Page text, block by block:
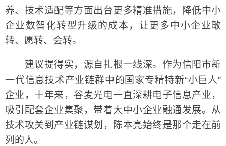
养、技术适配等方面出台更多精准措施，降低中小
企业数智化转型升级的成本，让更多中小企业敢
转、愿转、会转。
建议提得实，源自扎根一线深。作为信阳市新
一代信息技术产业链群中的国家专精特新“小巨人”
企业，十年来，谷麦光电一直深耕电子信息产业，
吸引配套企业集聚，带着大中小企业融通发展。从
技术攻关到产业链谋划，陈本亮始终是那个走在前
列的人。